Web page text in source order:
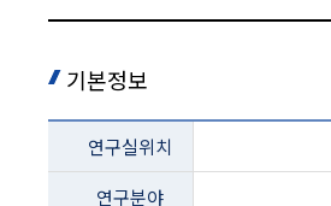
기본정보
-
연구실위치
연구분야